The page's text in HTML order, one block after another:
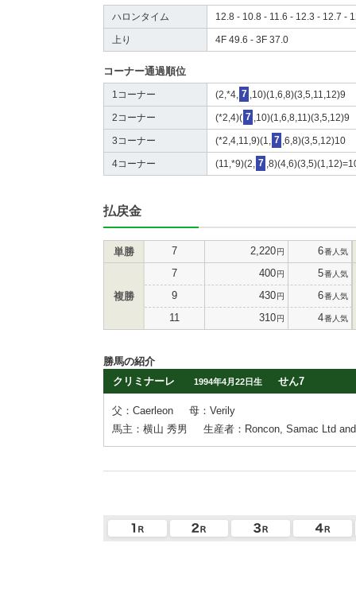
ハロンタイム 12.8 - 10.8 - 11.6 - 12.3 - 12.7 -
上り 4F 49.6 - 3F 37.0
コーナー通過順位
1コーナー (2,*4, 7 ,10)(1,6,8)(3,5,11,12)9
2コーナー (*2,4)( 7 ,10)(1,6,8,11)(3,5,12)9
3コーナー (*2,4,11,9)(1, 7 ,6,8)(3,5,12)10
4コーナー (11,*9)(2, 7
払戻金
単勝 7 2,220円 6番人気
複勝
7 400円 5番人気
9 430円 6番人気
11 310円 4番人気
勝馬の紹介
クリミナーレ
1994年4月22日生 せん7
父：Caerleon
母：Verily
馬主：横山 秀男
生産者：Roncon, Samac Ltd